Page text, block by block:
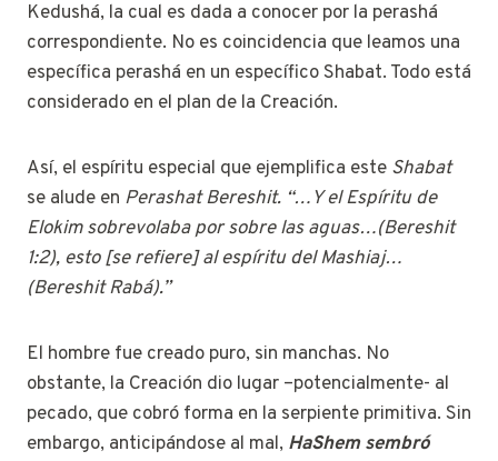
Kedushá, la cual es dada a conocer por la perashá
correspondiente. No es coincidencia que leamos una
específica perashá en un específico Shabat. Todo está
considerado en el plan de la Creación.
Así, el espíritu especial que ejemplifica este Shabat
se alude en Perashat Bereshit. “…Y el Espíritu de
Elokim sobrevolaba por sobre las aguas…(Bereshit
1:2), esto [se refiere] al espíritu del Mashiaj…
(Bereshit Rabá).”
El hombre fue creado puro, sin manchas. No
obstante, la Creación dio lugar –potencialmente- al
pecado, que cobró forma en la serpiente primitiva. Sin
embargo, anticipándose al mal, HaShem sembró